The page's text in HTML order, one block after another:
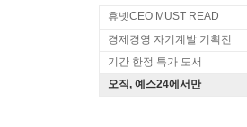
휴넷CEO MUST READ
경제경영 자기계발 기획전
기간 한정 특가 도서
오직, 예스24에서만